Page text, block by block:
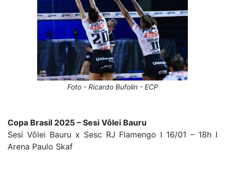
Foto - Ricardo Bufolin - ECP
Copa Brasil 2025 – Sesi Vôlei Bauru
Sesi Vôlei Bauru x Sesc RJ Flamengo I 16/01 – 18h I
Arena Paulo Skaf